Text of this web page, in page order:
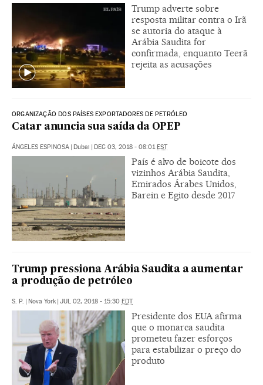
Trump adverte sobre
resposta militar contra o Irã
se autoria do ataque à
Arábia Saudita for
confirmada, enquanto Teerã
rejeita as acusações
ORGANIZAÇÃO DOS PAÍSES EXPORTADORES DE PETRÓLEO
Catar anuncia sua saída da OPEP
ÁNGELES ESPINOSA | Dubai | DEC 03, 2018 - 08:01EST
País é alvo de boicote dos
vizinhos Arábia Saudita,
Emirados Árabes Unidos,
Barein e Egito desde 2017
Trump pressiona Arábia Saudita a aumentar
a produção de petróleo
S. P. | Nova York | JUL 02, 2018 - 15:30 EDT
Presidente dos EUA afirma
que o monarca saudita
prometeu fazer esforços
para estabilizar o preço do
produto